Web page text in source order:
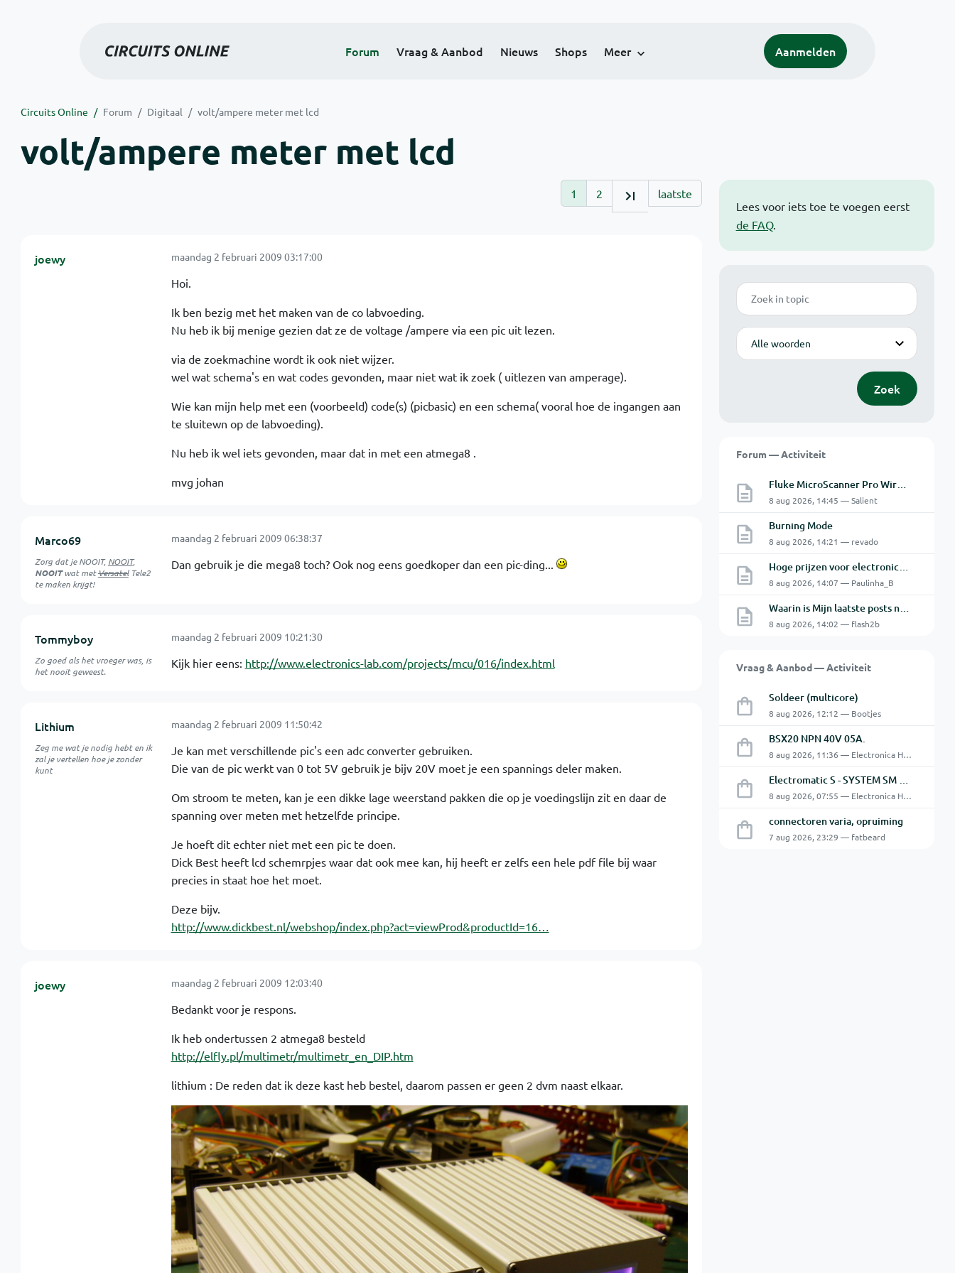
Forum Vraag & Aanbod Nieuws Shops Meer Aanmelden
Circuits Online Forum Digitaal volt/ampere meter met lcd
volt/ampere meter met lcd
Lees voor iets toe te voegen eerst
de FAQ.
Zoek
Modus
Zoek
Forum — Activiteit
Fluke MicroScanner Pro Wiremap adapter
8 aug 2026, 14:45 — Salient
Burning Mode
8 aug 2026, 14:21 — revado
Hoge prijzen voor electronica hobbyisten
8 aug 2026, 14:07 — Paulinha_B
Waarin is Mijn laatste posts niet Mijn laatste posts ?
8 aug 2026, 14:02 — flash2b
Vraag & Aanbod — Activiteit
Soldeer (multicore)
8 aug 2026, 12:12 — Bootjes
BSX20 NPN 40V 05A.
8 aug 2026, 11:36 — Electronica Hobbyist
Electromatic S - SYSTEM SM 125 220
8 aug 2026, 07:55 — Electronica Hobbyist
connectoren varia, opruiming
7 aug 2026, 23:29 — fatbeard
1 2 laatste
joewy maandag 2 februari 2009 03:17:00
Hoi.
Ik ben bezig met het maken van de co labvoeding.
Nu heb ik bij menige gezien dat ze de voltage /ampere via een pic uit lezen.
via de zoekmachine wordt ik ook niet wijzer.
wel wat schema's en wat codes gevonden, maar niet wat ik zoek ( uitlezen van amperage).
Wie kan mijn help met een (voorbeeld) code(s) (picbasic) en een schema( vooral hoe de ingangen aan
te sluitewn op de labvoeding).
Nu heb ik wel iets gevonden, maar dat in met een atmega8 .
mvg johan
Marco69
Zorg dat jeNOOIT, NOOIT,
NOOITwat metVersatelTele2
te maken krijgt!
maandag 2 februari 2009 06:38:37
Dan gebruik je die mega8 toch? Ook nog eens goedkoper dan een pic-ding...
Tommyboy
Zo goed als het vroeger was, is
het nooit geweest.
maandag 2 februari 2009 10:21:30
Kijk hier eens: http://www.electronics-lab.com/projects/mcu/016/index.html
Lithium
Zeg me wat je nodig hebt en ik
zal je vertellen hoe je zonder
kunt
maandag 2 februari 2009 11:50:42
Je kan met verschillende pic's een adc converter gebruiken.
Die van de pic werkt van 0 tot 5V gebruik je bijv 20V moet je een spannings deler maken.
Om stroom te meten, kan je een dikke lage weerstand pakken die op je voedingslijn zit en daar de
spanning over meten met hetzelfde principe.
Je hoeft dit echter niet met een pic te doen.
Dick Best heeft lcd schemrpjes waar dat ook mee kan, hij heeft er zelfs een hele pdf file bij waar
precies in staat hoe het moet.
Deze bijv.
http://www.dickbest.nl/webshop/index.php?act=viewProd&productId=16…
joewy maandag 2 februari 2009 12:03:40
Bedankt voor je respons.
Ik heb ondertussen 2 atmega8 besteld
http://elfly.pl/multimetr/multimetr_en_DIP.htm
lithium : De reden dat ik deze kast heb bestel, daarom passen er geen 2 dvm naast elkaar.